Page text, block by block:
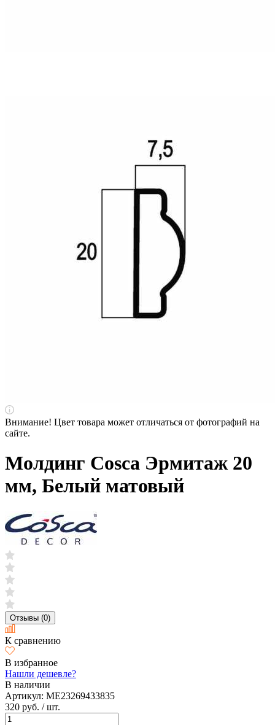
Внимание! Цвет товара может отличаться от фотографий на
сайте.
Молдинг Cosca Эрмитаж 20
мм, Белый матовый
Отзывы (0)
К сравнению
В избранное
Нашли дешевле?
В наличии
Артикул: ME23269433835
320 руб. / шт.